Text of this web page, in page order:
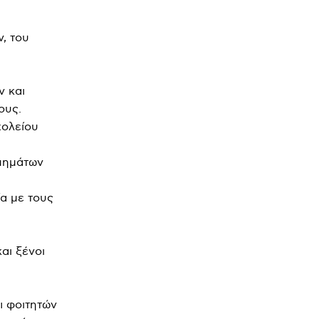
του
και
με τους
ξένοι
φοιτητών